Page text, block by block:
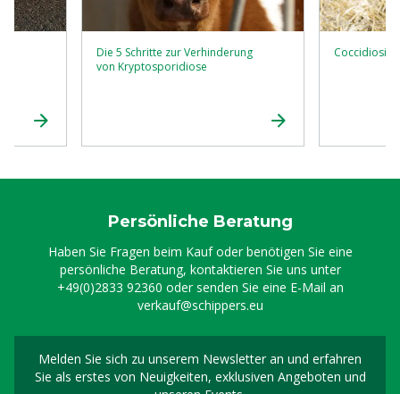
Die 5 Schritte zur Verhinderung
von Kryptosporidiose
Coccidiosis
Persönliche Beratung
Haben Sie Fragen beim Kauf oder benötigen Sie eine
persönliche Beratung, kontaktieren Sie uns unter
+49(0)2833 92360 oder senden Sie eine E-Mail an
verkauf@schippers.eu
Melden Sie sich zu unserem Newsletter an und erfahren
Sie als erstes von Neuigkeiten, exklusiven Angeboten und
Melden Sie sich für